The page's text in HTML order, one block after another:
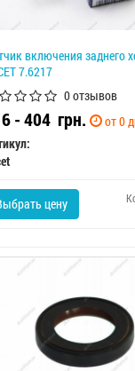
включения заднего
7.6217
0 отзывов
- 404 грн.
от 0
цену